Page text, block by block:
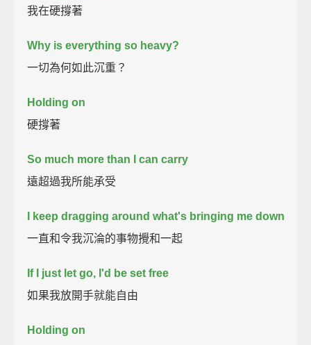
我在硬撐著
Why is everything so heavy?
一切為何如此沉重？
Holding on
硬撐著
So much more than I can carry
遠超過我所能承受
I keep dragging around what's bringing me down
一直和令我沉淪的事物攪和一起
If I just let go, I'd be set free
如果我放開手就能自由
Holding on